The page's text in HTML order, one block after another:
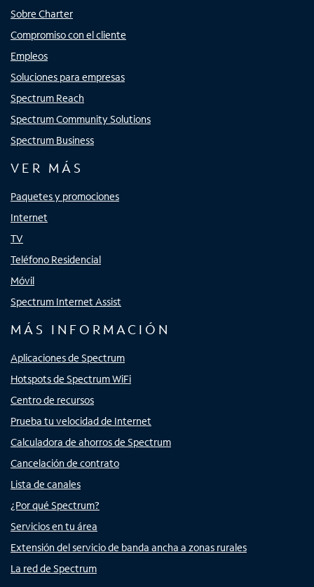
Sobre Charter
Compromiso con el cliente
Empleos
Soluciones para empresas
Spectrum Reach
Spectrum Community Solutions
Spectrum Business
VER MÁS
Paquetes y promociones
Internet
TV
Teléfono Residencial
Móvil
Spectrum Internet Assist
MÁS INFORMACIÓN
Aplicaciones de Spectrum
Hotspots de Spectrum WiFi
Centro de recursos
Prueba tu velocidad de Internet
Calculadora de ahorros de Spectrum
Cancelación de contrato
Lista de canales
¿Por qué Spectrum?
Servicios en tu área
Extensión del servicio de banda ancha a zonas rurales
La red de Spectrum